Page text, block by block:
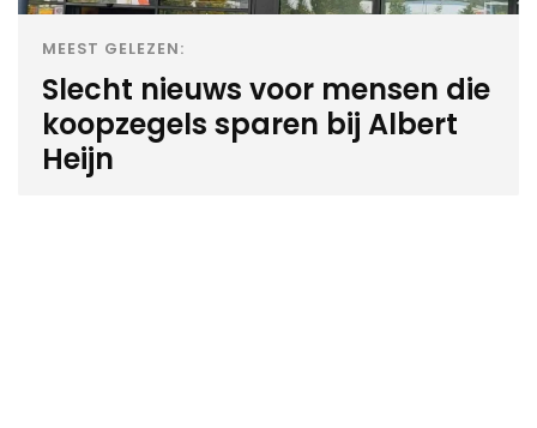
MEEST GELEZEN:
Slecht nieuws voor mensen die
koopzegels sparen bij Albert
Heijn